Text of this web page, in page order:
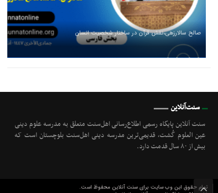
صالح سالارزهی،‌نقش قرآن در ساختار شخصیت انسان
سنت‌آنلاین
سنت آنلاین پایگاه رسمی اطلاع‌رسانی اهل‌سنت متعلق به مدرسه علوم دینی
عین العلوم گُشت, قدیمی‌ترین مدرسه دینی اهل‌سنت بلوچستان است که
بیش از ۸۰ سال قدمت دارد.
تمام حقوق این وب سایت برای سنت آنلاین محفوظ است.